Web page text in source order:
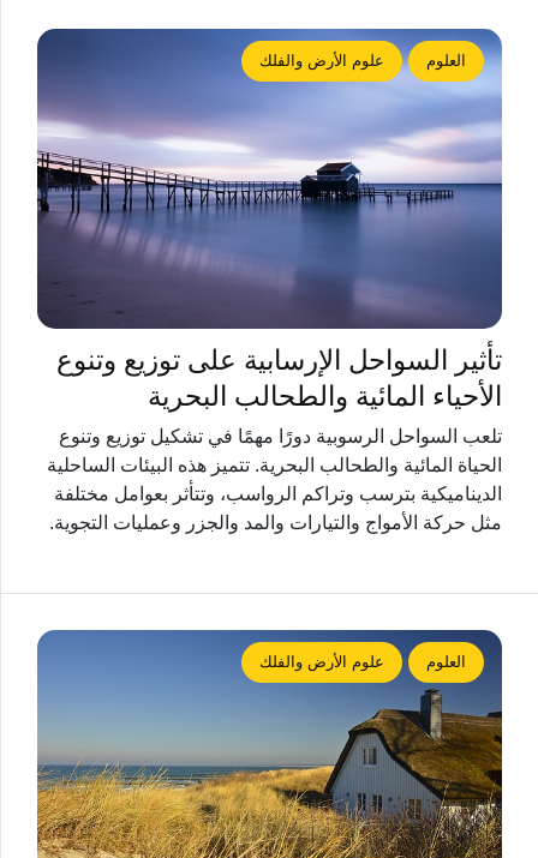
العلوم علوم الأرض والفلك
تأثير السواحل الإرسابية على توزيع وتنوع
الأحياء المائية والطحالب البحرية
تلعب السواحل الرسوبية دورًا مهمًا في تشكيل توزيع وتنوع
الحياة المائية والطحالب البحرية. تتميز هذه البيئات الساحلية
الديناميكية بترسب وتراكم الرواسب، وتتأثر بعوامل مختلفة
مثل حركة الأمواج والتيارات والمد والجزر وعمليات التجوية.
العلوم علوم الأرض والفلك